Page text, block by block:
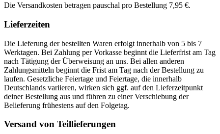
Die Versandkosten betragen pauschal pro Bestellung 7,95 €.
Lieferzeiten
Die Lieferung der bestellten Waren erfolgt innerhalb von 5 bis 7
Werktagen. Bei Zahlung per Vorkasse beginnt die Lieferfrist am Tag
nach Tätigung der Überweisung an uns. Bei allen anderen
Zahlungsmitteln beginnt die Frist am Tag nach der Bestellung zu
laufen. Gesetzliche Feiertage und Feiertage, die innerhalb
Deutschlands variieren, wirken sich ggf. auf den Lieferzeitpunkt
deiner Bestellung aus und führen zu einer Verschiebung der
Belieferung frühestens auf den Folgetag.
Versand von Teillieferungen